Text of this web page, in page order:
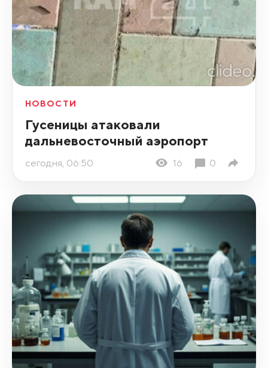
НОВОСТИ
Гусеницы атаковали
дальневосточный аэропорт
сегодня, 06:50 16 0